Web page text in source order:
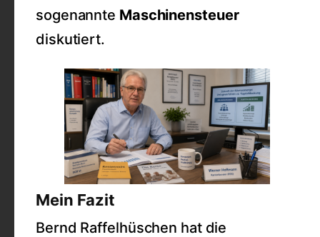
sogenannte Maschinensteuer
diskutiert.
Mein Fazit
Bernd Raffelhüschen hat die